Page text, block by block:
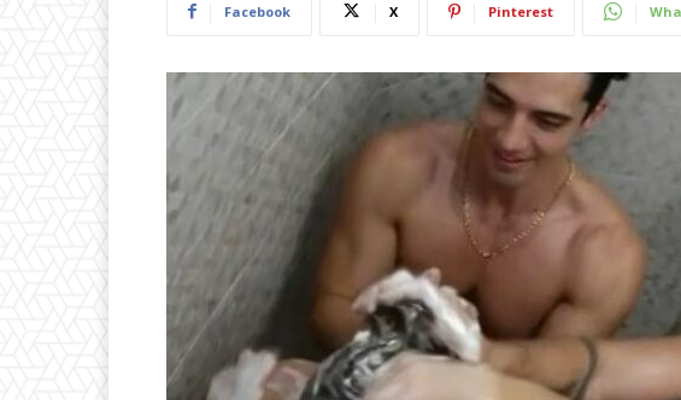
Facebook X Pinterest